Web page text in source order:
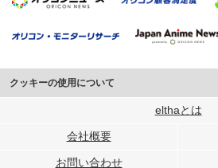
クッキーの使用について
このサイトでは Cookie を使用して、ユーザー
行っています。
メディアや広告配信、データ解析の各パートナ
elthaとは
会社概要
お問い合わせ